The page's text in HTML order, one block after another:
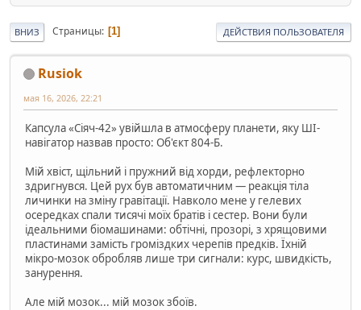
ВНИЗ Страницы 1 ДЕЙСТВИЯ ПОЛЬЗОВАТЕЛЯ
Rusiok
мая 16, 2026, 22:21
Капсула «Сіяч-42» увійшла в атмосферу планети, яку ШІ-
навігатор назвав просто: Об'єкт 804-Б.
Мій хвіст, щільний і пружний від хорди, рефлекторно
здригнувся. Цей рух був автоматичним — реакція тіла
личинки на зміну гравітації. Навколо мене у гелевих
осередках спали тисячі моїх братів і сестер. Вони були
ідеальними біомашинами: обтічні, прозорі, з хрящовими
пластинами замість громіздких черепів предків. Їхній
мікро-мозок обробляв лише три сигнали: курс, швидкість,
занурення.
Але мій мозок... мій мозок збоїв.